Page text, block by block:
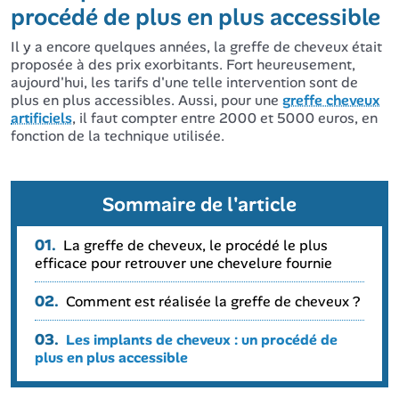
procédé de plus en plus accessible
Il y a encore quelques années, la greffe de cheveux était
proposée à des prix exorbitants. Fort heureusement,
aujourd'hui, les tarifs d'une telle intervention sont de
plus en plus accessibles. Aussi, pour une greffe cheveux
artificiels, il faut compter entre 2000 et 5000 euros, en
fonction de la technique utilisée.
Sommaire de l'article
01. La greffe de cheveux, le procédé le plus
efficace pour retrouver une chevelure fournie
02. Comment est réalisée la greffe de cheveux ?
03. Les implants de cheveux : un procédé de
plus en plus accessible